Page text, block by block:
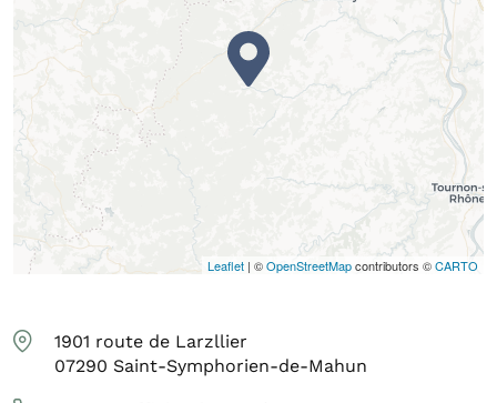
Leaflet | ©OpenStreetMapcontributors ©CARTO
1901 route de Larzllier
07290 Saint-Symphorien-de-Mahun